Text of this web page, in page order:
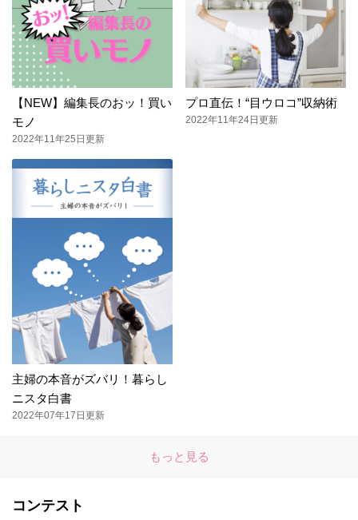
【NEW】編集長のおッ！買い
モノ
2022年11年25日更新
プロ直伝！“目ウロコ”収納術
2022年11年24日更新
主婦の本音がズバリ！暮らし
ニスタ白書
2022年07年17日更新
もっと見る
コンテスト